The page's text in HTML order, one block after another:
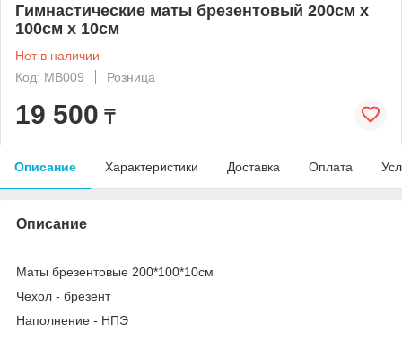
Гимнастические маты брезентовый 200см х
100см х 10см
Нет в наличии
Код: MB009
Розница
19 500 ₸
Описание Характеристики Доставка Оплата
Описание
Маты брезентовые 200*100*10см
Чехол - брезент
Наполнение - НПЭ